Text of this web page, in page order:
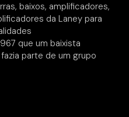
baixos, amplificadores,
da Laney para
que um baixista
parte de um grupo